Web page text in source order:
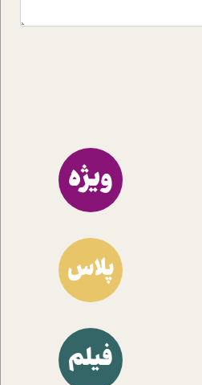
ویژه
پلاس
فیلم